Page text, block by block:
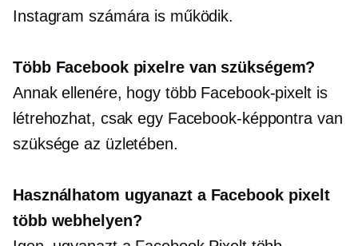
Instagram számára is működik.
Több Facebook pixelre van szükségem?
Annak ellenére, hogy több Facebook-pixelt is
létrehozhat, csak egy Facebook-képpontra van
szüksége az üzletében.
Használhatom ugyanazt a Facebook pixelt
több webhelyen?